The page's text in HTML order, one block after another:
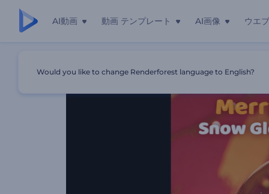
AI動画 動画 テンプレート AI画像 ウエ
Would you like to change Renderforest language to English?